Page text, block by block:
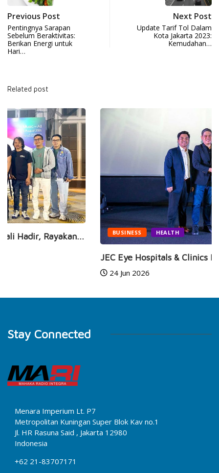
Previous Post
Pentingnya Sarapan
Sebelum Beraktivitas:
Berikan Energi untuk
Hari…
Next Post
Update Tarif Tol Dalam
Kota Jakarta 2023:
Kemudahan…
Related post
BUSINESS
JEC Eye Hospitals & Clinics Raih Marketeers...
Stay Connected
Menara Imperium Lt. P7
Metropolitan Kuningan Super Blok Kav no.1
Jl. HR Rasuna Said , Jakarta 12980
Indonesia
+62 21-83707171